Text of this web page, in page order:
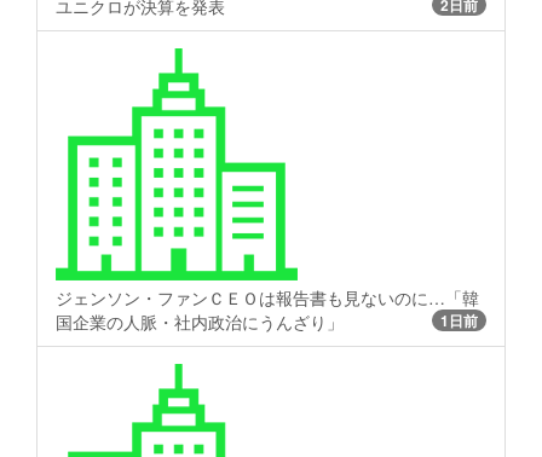
ユニクロが決算を発表 2日前
ジェンソン・ファンＣＥＯは報告書も見ないのに…「韓
国企業の人脈・社内政治にうんざり」
1日前